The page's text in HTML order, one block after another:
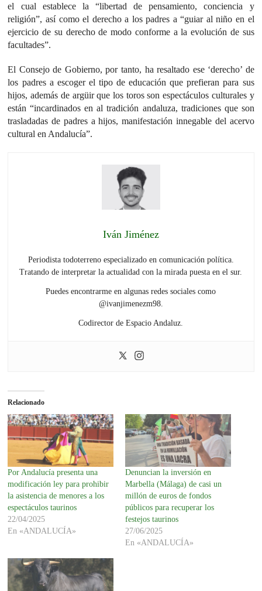
el cual establece la “libertad de pensamiento, conciencia y
religión”, así como el derecho a los padres a “guiar al niño en el
ejercicio de su derecho de modo conforme a la evolución de sus
facultades”.
El Consejo de Gobierno, por tanto, ha resaltado ese ‘derecho’ de
los padres a escoger el tipo de educación que prefieran para sus
hijos, además de argüir que los toros son espectáculos culturales y
están “incardinados en al tradición andaluza, tradiciones que son
trasladadas de padres a hijos, manifestación innegable del acervo
cultural en Andalucía”.
Iván Jiménez
Periodista todoterreno especializado en comunicación política.
Tratando de interpretar la actualidad con la mirada puesta en el sur.
Puedes encontrarme en algunas redes sociales como
@ivanjimenezm98.
Codirector de Espacio Andaluz.
Relacionado
Por Andalucía presenta una
modificación ley para prohibir
la asistencia de menores a los
espectáculos taurinos
22/04/2025
En «ANDALUCÍA»
Denuncian la inversión en
Marbella (Málaga) de casi un
millón de euros de fondos
públicos para recuperar los
festejos taurinos
27/06/2025
En «ANDALUCÍA»